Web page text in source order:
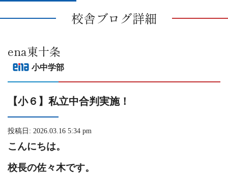
校舎ブログ詳細
ena東十条
小中学部
【小６】私立中合判実施！
投稿日: 2026.03.16 5:34 pm
こんにちは。
校長の佐々木です。